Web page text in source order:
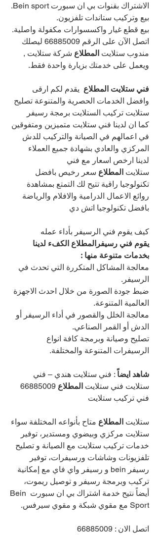
الاشتراك بقنوات بي ان سبورت Bein sport.
بيع وتركيب ستاندات تلفزيون.
بيع قطع غيار واكسسوارات مكفولة واصلية.
اتصل الآن على الرقم 66885009 ليصلك
مندوب ستلايت المطلاع شركة ستلايت ,
ويعمل على خدمتك بزيارة واحدة فقط.
فني ستلايت المطلاع يقدم لكم ارقى
وافضل الخدمات الحصرية والمتنوعة تصليح
ستلايت تركيب الستلايت برمجة رسيفر
كما ان لدينا فني ستلايت متميزين ومتفوقين
في اعمالهم في الصيانة والتركيب للدش
المركزي والعادي بشهادة جميع العملاء
لدينا ارخص اسعار مع فني
ستلايت المطلاع سعر رخيص بافضل
تكنولوجيا راقية تتيح لك التمتع بمشاهدة
روائع الاعمال الدرامية والافلام والرياضة
بافضل تكنولوجيا اتش دي
كيف يقوم فني الرسيفر بأداء عمله
يقوم فني رسيفرالمطلاع الكفء لدينا
بخدمات متنوعة منها :
معالجة المشاكل المتكررة التي تحدث في
الرسيفر.
ضبط جودة الصورة من خلال احدث الاجهزة
العالمية المتنوعة.
معالجة الخلل والقصور في أداء الرسيفر أو
الدش أو القمر الصناعي.
تصليح وصيانة وبرمجة كافة انواع
الرسيفرات المتنوعة والمختلفة.
شاهد ايضاً : فني ستلايت هندي – فني
ستلايت فني ستلايت المطلاع 66885009
فني تركيب ستلايت
ستلايت المطلاع متاح بأنواعه المختلفة سواء
ستلايت مركزي وبيضوي ومستدير، توفير
خدمات تركيب ستلايت مع الصيانة و تصليح
تلفزيونات وشاشات ورسيفرات، توفير
رسيفر bein و رسيفر واي فاي مع إمكانية
تركيب وبرمجة رسيفر و توصيل ريموت،
أيضاً نتيح خدمة اشتراك بي ان سبورت Bein
Sport مع مقوي شبكة و مقوي سيرفس.
اتصل الان : 66885009